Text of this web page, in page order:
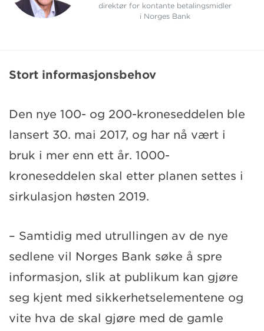
direktør for kontante betalingsmidler
i Norges Bank
Stort informasjonsbehov
Den nye 100- og 200-kroneseddelen ble
lansert 30. mai 2017, og har nå vært i
bruk i mer enn ett år. 1000-
kroneseddelen skal etter planen settes i
sirkulasjon høsten 2019.
– Samtidig med utrullingen av de nye
sedlene vil Norges Bank søke å spre
informasjon, slik at publikum kan gjøre
seg kjent med sikkerhetselementene og
vite hva de skal gjøre med de gamle